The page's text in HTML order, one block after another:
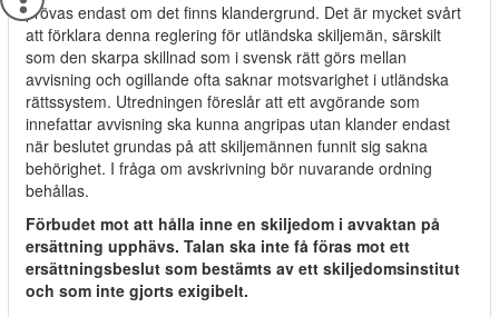
prövas endast om det finns klandergrund. Det är mycket svårt
att förklara denna reglering för utländska skiljemän, särskilt
som den skarpa skillnad som i svensk rätt görs mellan
avvisning och ogillande ofta saknar motsvarighet i utländska
rättssystem. Utredningen föreslår att ett avgörande som
innefattar avvisning ska kunna angripas utan klander endast
när beslutet grundas på att skiljemännen funnit sig sakna
behörighet. I fråga om avskrivning bör nuvarande ordning
behållas.
Förbudet mot att hålla inne en skiljedom i avvaktan på
ersättning upphävs. Talan ska inte få föras mot ett
ersättningsbeslut som bestämts av ett skiljedomsinstitut
och som inte gjorts exigibelt.